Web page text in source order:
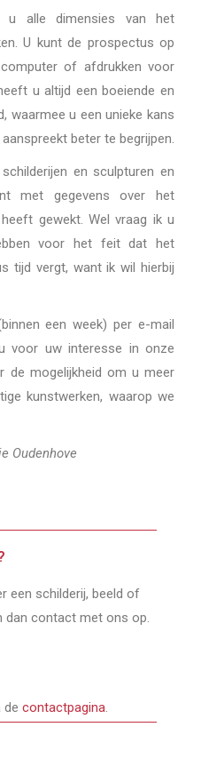
u alle dimensies van het
U kunt de prospectus op
of afdrukken voor
u altijd een boeiende en
waarmee u een unieke kans
beter te begrijpen.
en sculpturen en
met gegevens over het
gewekt. Wel vraag ik u
voor het feit dat het
tijd vergt, want ik wil hierbij
een week) per e-mail
voor uw interesse in onze
de mogelijkheid om u meer
kunstwerken, waarop we
Oudenhove
een schilderij, beeld of
dan contact met ons op.
de contactpagina.